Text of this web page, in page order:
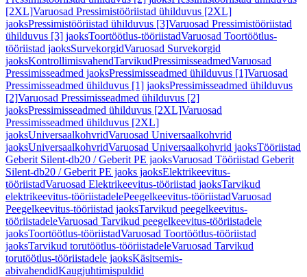
[2XL]Varuosad Pressimistööriistad ühilduvus [2XL]
jaoksPressimistööriistad ühilduvus [3]Varuosad Pressimistööriistad
ühilduvus [3] jaoksToortöötlus-tööriistadVaruosad Toortöötlus-
tööriistad jaoksSurvekorgidVaruosad Survekorgid
jaoksKontrollimisvahendTarvikudPressimisseadmedVaruosad
Pressimisseadmed jaoksPressimisseadmed ühilduvus [1]Varuosad
Pressimisseadmed ühilduvus [1] jaoksPressimisseadmed ühilduvus
[2]Varuosad Pressimisseadmed ühilduvus [2]
jaoksPressimisseadmed ühilduvus [2XL]Varuosad
Pressimisseadmed ühilduvus [2XL]
jaoksUniversaalkohvridVaruosad Universaalkohvrid
jaoksUniversaalkohvridVaruosad Universaalkohvrid jaoksTööriistad
Geberit Silent-db20 / Geberit PE jaoksVaruosad Tööriistad Geberit
Silent-db20 / Geberit PE jaoks jaoksElektrikeevitus-
tööriistadVaruosad Elektrikeevitus-tööriistad jaoksTarvikud
elektrikeevitus-tööriistadelePeegelkeevitus-tööriistadVaruosad
Peegelkeevitus-tööriistad jaoksTarvikud peegelkeevitus-
tööriistadeleVaruosad Tarvikud peegelkeevitus-tööriistadele
jaoksToortöötlus-tööriistadVaruosad Toortöötlus-tööriistad
jaoksTarvikud torutöötlus-tööriistadeleVaruosad Tarvikud
torutöötlus-tööriistadele jaoksKäsitsemis-
abivahendidKaugjuhtimispuldid